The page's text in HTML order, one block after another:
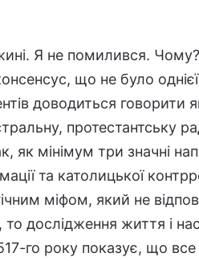
Я не помилився.
що не було
доводиться говорити
протестантську
як мінімум три значні
та католицької
міфом, який не
дослідження життя і
го року показує, що